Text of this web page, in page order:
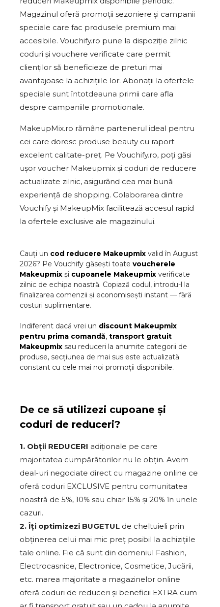
Magazinul oferă promoții sezoniere și campanii
speciale care fac produsele premium mai
accesibile. Vouchify.ro pune la dispoziție zilnic
coduri și vouchere verificate care permit
clienților să beneficieze de preturi mai
avantajoase la achizițiile lor. Abonații la ofertele
speciale sunt întotdeauna primii care afla
despre campaniile promotionale.
MakeupMix.ro rămâne partenerul ideal pentru
cei care doresc produse beauty cu raport
excelent calitate-preț. Pe Vouchify.ro, poți găsi
ușor voucher Makeupmix și coduri de reducere
actualizate zilnic, asigurând cea mai bună
experiență de shopping. Colaborarea dintre
Vouchify și MakeupMix facilitează accesul rapid
la ofertele exclusive ale magazinului.
Cauți un cod reducere Makeupmix valid în August
2026? Pe Vouchify găsești toate voucherele
Makeupmix și cupoanele Makeupmix verificate
zilnic de echipa noastră. Copiază codul, introdu-l la
finalizarea comenzii și economisești instant — fără
costuri suplimentare.
Indiferent dacă vrei un discount Makeupmix
pentru prima comandă, transport gratuit
Makeupmix sau reduceri la anumite categorii de
produse, secțiunea de mai sus este actualizată
constant cu cele mai noi promoții disponibile.
De ce să utilizezi cupoane și
coduri de reduceri?
1. Obții REDUCERI adiționale pe care
majoritatea cumpărătorilor nu le obțin. Avem
deal-uri negociate direct cu magazine online ce
oferă coduri EXCLUSIVE pentru comunitatea
noastră de 5%, 10% sau chiar 15% și 20% în unele
cazuri.
2. Îți optimizezi BUGETUL de cheltuieli prin
obținerea celui mai mic preț posibil la achizițiile
tale online. Fie că sunt din domeniul Fashion,
Electrocasnice, Electronice, Cosmetice, Jucării,
etc. marea majoritate a magazinelor online
oferă coduri de reduceri și beneficii EXTRA cum